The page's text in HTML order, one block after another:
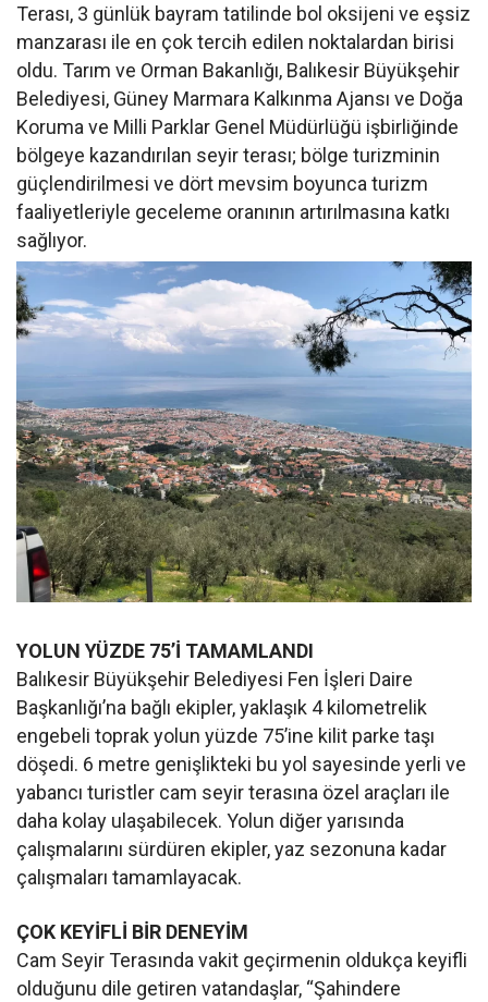
Terası, 3 günlük bayram tatilinde bol oksijeni ve eşsiz
manzarası ile en çok tercih edilen noktalardan birisi
oldu. Tarım ve Orman Bakanlığı, Balıkesir Büyükşehir
Belediyesi, Güney Marmara Kalkınma Ajansı ve Doğa
Koruma ve Milli Parklar Genel Müdürlüğü işbirliğinde
bölgeye kazandırılan seyir terası; bölge turizminin
güçlendirilmesi ve dört mevsim boyunca turizm
faaliyetleriyle geceleme oranının artırılmasına katkı
sağlıyor.
YOLUN YÜZDE 75’İ TAMAMLANDI
Balıkesir Büyükşehir Belediyesi Fen İşleri Daire
Başkanlığı’na bağlı ekipler, yaklaşık 4 kilometrelik
engebeli toprak yolun yüzde 75’ine kilit parke taşı
döşedi. 6 metre genişlikteki bu yol sayesinde yerli ve
yabancı turistler cam seyir terasına özel araçları ile
daha kolay ulaşabilecek. Yolun diğer yarısında
çalışmalarını sürdüren ekipler, yaz sezonuna kadar
çalışmaları tamamlayacak.
ÇOK KEYİFLİ BİR DENEYİM
Cam Seyir Terasında vakit geçirmenin oldukça keyifli
olduğunu dile getiren vatandaşlar, “Şahindere